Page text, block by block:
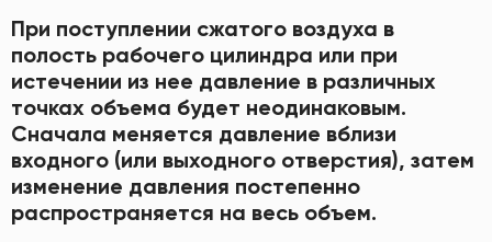
При поступлении сжатого воздуха в
полость рабочего цилиндра или при
истечении из нее давление в различных
точках объема будет неодинаковым.
Сначала меняется давление вблизи
входного (или выходного отверстия), затем
изменение давления постепенно
распространяется на весь объем.